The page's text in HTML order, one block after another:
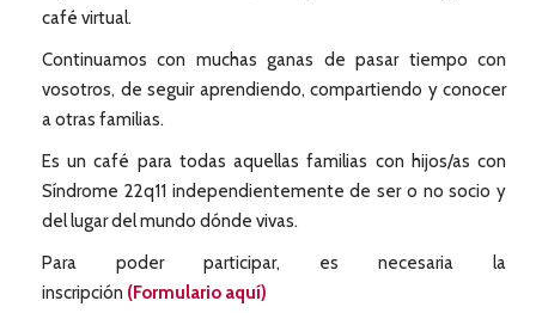
café virtual.
Continuamos con muchas ganas de pasar tiempo con
vosotros, de seguir aprendiendo, compartiendo y conocer
a otras familias.
Es un café para todas aquellas familias con hijos/as con
Síndrome 22q11 independientemente de ser o no socio y
del lugar del mundo dónde vivas.
Para poder participar, es necesaria la
inscripción (Formulario aquí)